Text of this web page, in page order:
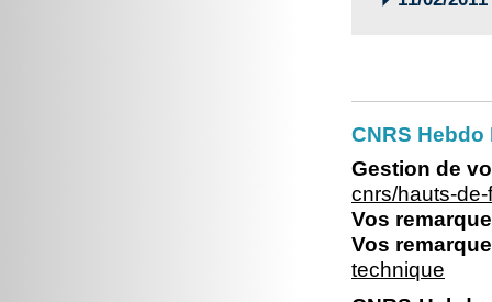
CNRS
Gestion de
cnrs/hauts-
Vos
Vos
technique